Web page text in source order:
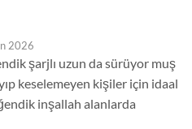
2026
şarjlı uzun da sürüyor muş
keselemeyen kişiler için idaal
inşallah alanlarda